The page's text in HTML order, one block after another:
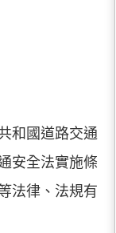
和國道路交通
安全法實施條
法律、法規有